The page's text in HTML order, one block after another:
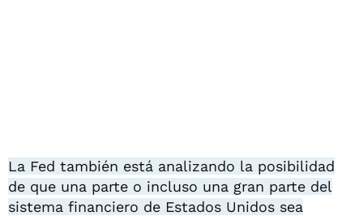
La Fed también está analizando la posibilidad
de que una parte o incluso una gran parte del
sistema financiero de Estados Unidos sea